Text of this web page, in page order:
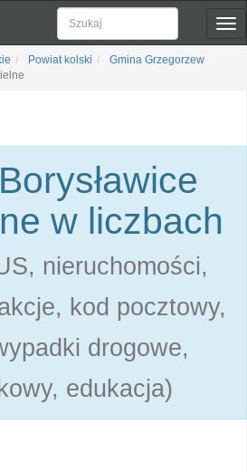
Powiat kolski
Gmina Grzegorzew
w liczbach
nieruchomości,
kod pocztowy,
drogowe,
edukacja)